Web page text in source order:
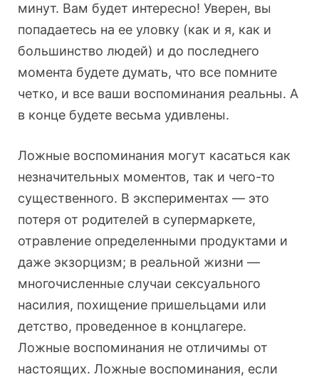
минут. Вам будет интересно! Уверен, вы
попадаетесь на ее уловку (как и я, как и
большинство людей) и до последнего
момента будете думать, что все помните
четко, и все ваши воспоминания реальны. А
в конце будете весьма удивлены.
Ложные воспоминания могут касаться как
незначительных моментов, так и чего-то
существенного. В экспериментах — это
потеря от родителей в супермаркете,
отравление определенными продуктами и
даже экзорцизм; в реальной жизни —
многочисленные случаи сексуального
насилия, похищение пришельцами или
детство, проведенное в концлагере.
Ложные воспоминания не отличимы от
настоящих. Ложные воспоминания, если